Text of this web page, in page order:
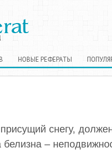
НОВЫЕ РЕФЕРАТЫ
снегу,
–